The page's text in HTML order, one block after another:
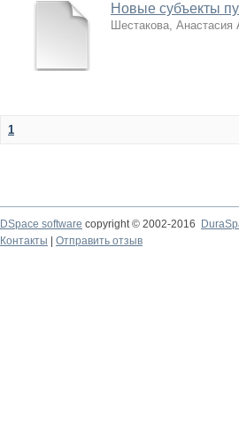
Новые субъекты
Шестакова, Анастасия
1
DSpace software copyright © 2002-2016
Контакты
Отправить отзыв